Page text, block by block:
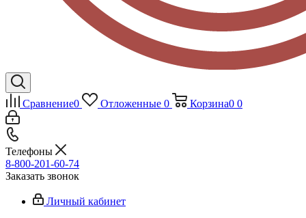
Сравнение0 Отложенные 0 Корзина0 0
Телефоны
8-800-201-60-74
Заказать звонок
Личный кабинет